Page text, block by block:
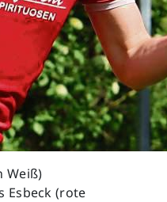
Weiß)
Esbeck (rote